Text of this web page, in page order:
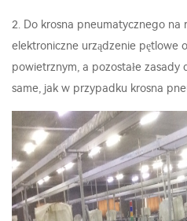
2. Do krosna pneumatycznego na
elektroniczne urządzenie pętlowe
powietrznym, a pozostałe zasady
same, jak w przypadku krosna